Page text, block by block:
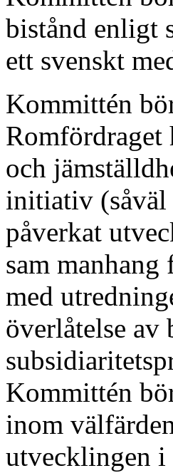
bistånd enligt
ett svenskt
Kommittén
Romfördraget
och
initiativ (såväl
påverkat
sam
med
överlåtelse av
Kommittén
inom
utvecklingen